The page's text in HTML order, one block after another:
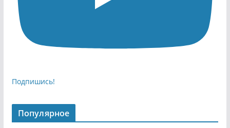
Подпишись!
Популярное